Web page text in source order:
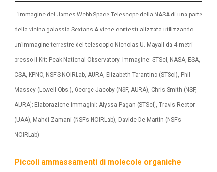
L’immagine del James Webb Space Telescope della NASA di una parte
della vicina galassia Sextans A viene contestualizzata utilizzando
un’immagine terrestre del telescopio Nicholas U. Mayall da 4 metri
presso il Kitt Peak National Observatory. Immagine: STScI, NASA, ESA,
CSA, KPNO, NSF’S NOIRLab, AURA, Elizabeth Tarantino (STScI), Phil
Massey (Lowell Obs.), George Jacoby (NSF, AURA), Chris Smith (NSF,
AURA); Elaborazione immagini: Alyssa Pagan (STScI), Travis Rector
(UAA), Mahdi Zamani (NSF’s NOIRLab), Davide De Martin (NSF’s
NOIRLab)
Piccoli ammassamenti di molecole organiche